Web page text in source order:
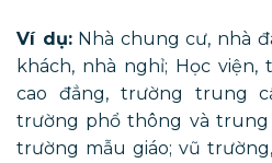
Ví dụ:Nhà chung cư, nhà
khách, nhà nghỉ; Học
cao đẳng, trường trung
trường phổ thông và trung
trường mẫu giáo; vũ